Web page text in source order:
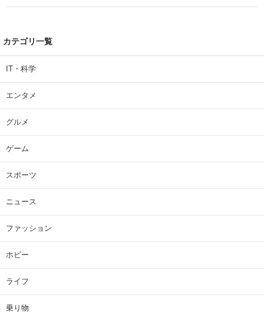
| 大学 ねとらぼリサーチ
カテゴリ一覧
IT・科学
エンタメ
グルメ
ゲーム
スポーツ
ニュース
ファッション
ホビー
ライフ
乗り物